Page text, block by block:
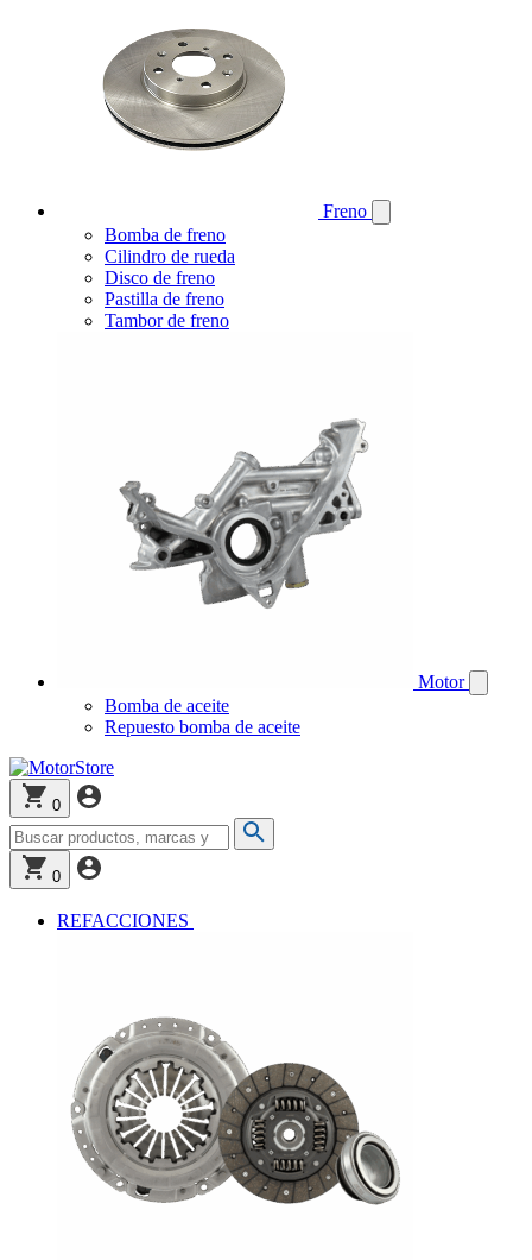
Freno
Bomba de freno
Cilindro de rueda
Disco de freno
Pastilla de freno
Tambor de freno
Motor
Bomba de aceite
Repuesto bomba de aceite
0
0
REFACCIONES